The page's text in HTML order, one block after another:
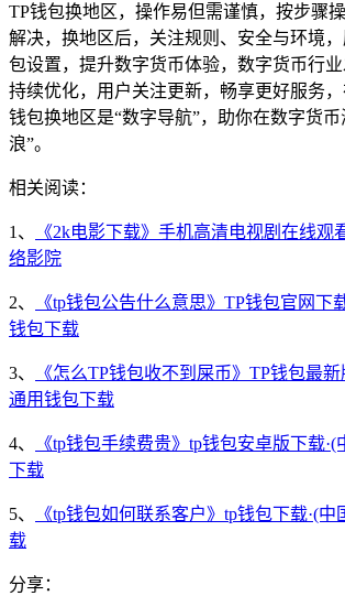
TP钱包换地区，操作易但需谨慎，按步骤
解决，换地区后，关注规则、安全与环境
包设置，提升数字货币体验，数字货币行
持续优化，用户关注更新，畅享更好服务
钱包换地区是“数字导航”，助你在数字货币
浪”。
相关阅读：
1、
《2k电影下载》手机高清电视剧在线观
络影院
2、
《tp钱包公告什么意思》TP钱包官网下
钱包下载
3、
《怎么TP钱包收不到屎币》TP钱包最
通用钱包下载
4、
《tp钱包手续费贵》tp钱包安卓版下载
下载
5、
《tp钱包如何联系客户》tp钱包下载·(
载
分享：